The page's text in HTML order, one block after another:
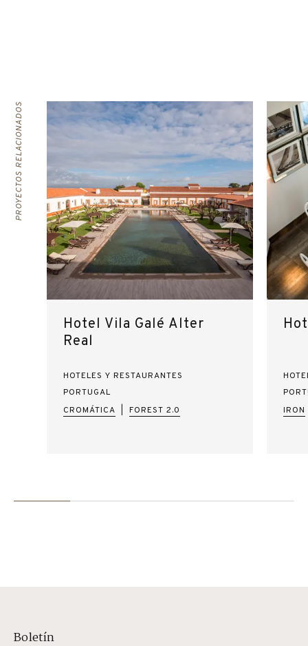
PROYECTOS RELACIONADOS
Hotel Vila Galé Alter
Real
HOTELES Y RESTAURANTES
PORTUGAL
CROMÁTICA
FOREST 2.0
IRON
Boletín